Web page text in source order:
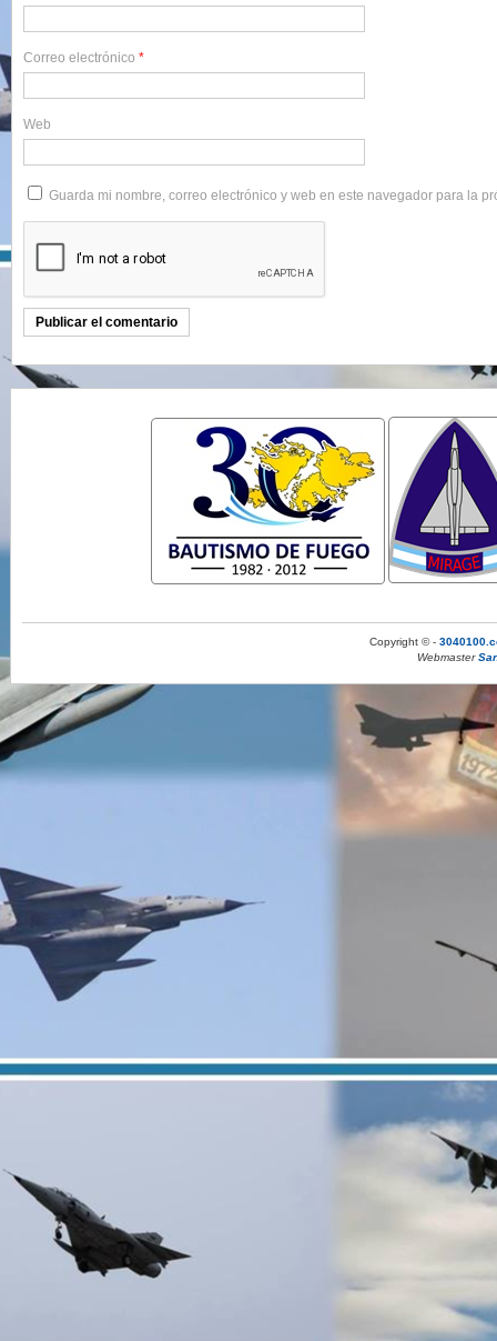
Correo electrónico *
Web
Guarda mi nombre, correo electrónico y web en este navegador para la
Copyright © -
Webmaster